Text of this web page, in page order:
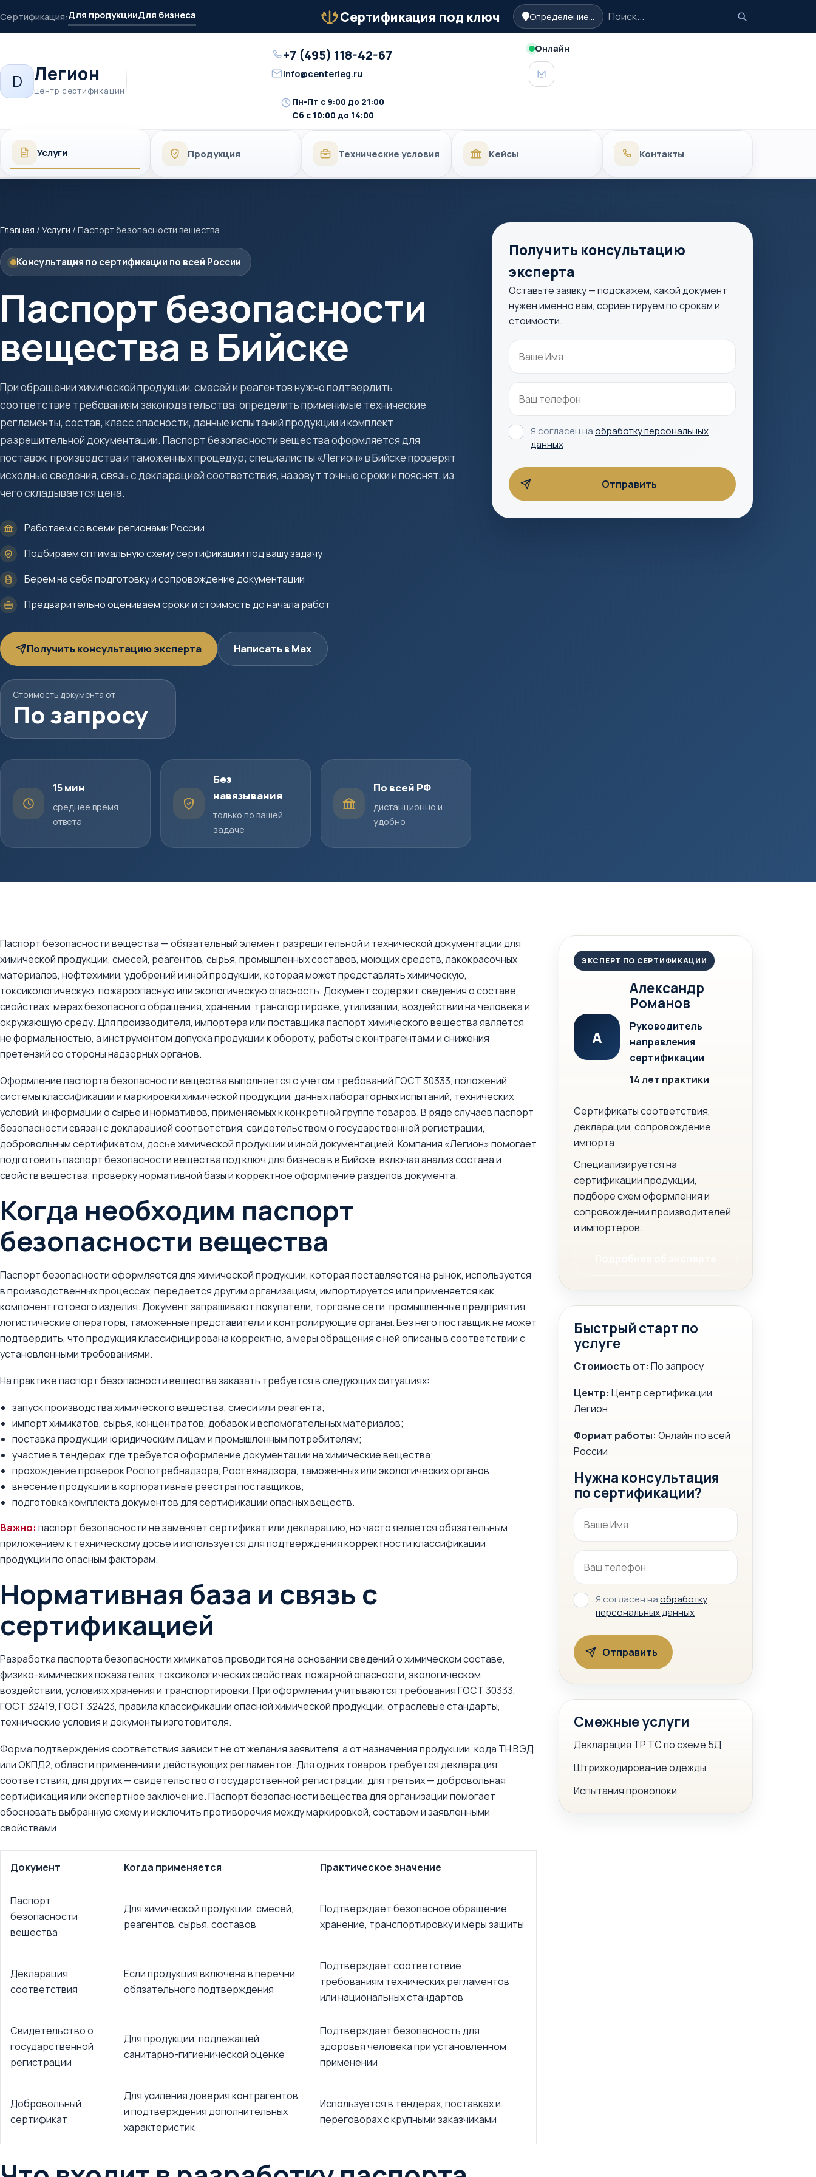
Сертификация:Для продукцииДля бизнеса
Бейдж
Сертификация под ключ Определение... Поиск
Поиск
D Легион
центр сертификации
Телефон
+7 (495) 118-42-67
Email
info@centerleg.ru
Онлайн
MAX
Время
работы
Пн-Пт с 9:00 до 21:00
Сб с 10:00 до 14:00
Услуги Продукция Технические условия Кейсы Контакты
Главная / Услуги / Паспорт безопасности вещества
Консультация по сертификации по всей России
Паспорт безопасности
вещества в Бийске
При обращении химической продукции, смесей и реагентов нужно подтвердить
соответствие требованиям законодательства: определить применимые технические
регламенты, состав, класс опасности, данные испытаний продукции и комплект
разрешительной документации. Паспорт безопасности вещества оформляется для
поставок, производства и таможенных процедур; специалисты «Легион» в Бийске проверят
исходные сведения, связь с декларацией соответствия, назовут точные сроки и пояснят, из
чего складывается цена.
Работаем со всеми регионами России
Подбираем оптимальную схему сертификации под вашу задачу
Берем на себя подготовку и сопровождение документации
Предварительно оцениваем сроки и стоимость до начала работ
Получить консультацию эксперта Написать в Max
Стоимость документа от
По запросу
15 мин
среднее время
ответа
Без
навязывания
только по вашей
задаче
По всей РФ
дистанционно и
удобно
Получить консультацию
эксперта
Оставьте заявку — подскажем, какой документ
нужен именно вам, сориентируем по срокам и
стоимости.
Я согласен наобработку персональных
данных
Паспорт безопасности вещества — обязательный элемент разрешительной и технической документации для
химической продукции, смесей, реагентов, сырья, промышленных составов, моющих средств, лакокрасочных
материалов, нефтехимии, удобрений и иной продукции, которая может представлять химическую,
токсикологическую, пожароопасную или экологическую опасность. Документ содержит сведения о составе,
свойствах, мерах безопасного обращения, хранении, транспортировке, утилизации, воздействии на человека и
окружающую среду. Для производителя, импортера или поставщика паспорт химического вещества является
не формальностью, а инструментом допуска продукции к обороту, работы с контрагентами и снижения
претензий со стороны надзорных органов.
Оформление паспорта безопасности вещества выполняется с учетом требований ГОСТ 30333, положений
системы классификации и маркировки химической продукции, данных лабораторных испытаний, технических
условий, информации о сырье и нормативов, применяемых к конкретной группе товаров. В ряде случаев паспорт
безопасности связан с декларацией соответствия, свидетельством о государственной регистрации,
добровольным сертификатом, досье химической продукции и иной документацией. Компания «Легион» помогает
подготовить паспорт безопасности вещества под ключ для бизнеса в в Бийске, включая анализ состава и
свойств вещества, проверку нормативной базы и корректное оформление разделов документа.
Когда необходим паспорт
безопасности вещества
Паспорт безопасности оформляется для химической продукции, которая поставляется на рынок, используется
в производственных процессах, передается другим организациям, импортируется или применяется как
компонент готового изделия. Документ запрашивают покупатели, торговые сети, промышленные предприятия,
логистические операторы, таможенные представители и контролирующие органы. Без него поставщик не может
подтвердить, что продукция классифицирована корректно, а меры обращения с ней описаны в соответствии с
установленными требованиями.
На практике паспорт безопасности вещества заказать требуется в следующих ситуациях:
запуск производства химического вещества, смеси или реагента;
импорт химикатов, сырья, концентратов, добавок и вспомогательных материалов;
поставка продукции юридическим лицам и промышленным потребителям;
участие в тендерах, где требуется оформление документации на химические вещества;
прохождение проверок Роспотребнадзора, Ростехнадзора, таможенных или экологических органов;
внесение продукции в корпоративные реестры поставщиков;
подготовка комплекта документов для сертификации опасных веществ.
Важно: паспорт безопасности не заменяет сертификат или декларацию, но часто является обязательным
приложением к техническому досье и используется для подтверждения корректности классификации
продукции по опасным факторам.
Нормативная база и связь с
сертификацией
Разработка паспорта безопасности химикатов проводится на основании сведений о химическом составе,
физико-химических показателях, токсикологических свойствах, пожарной опасности, экологическом
воздействии, условиях хранения и транспортировки. При оформлении учитываются требования ГОСТ 30333,
ГОСТ 32419, ГОСТ 32423, правила классификации опасной химической продукции, отраслевые стандарты,
технические условия и документы изготовителя.
Форма подтверждения соответствия зависит не от желания заявителя, а от назначения продукции, кода ТН ВЭД
или ОКПД2, области применения и действующих регламентов. Для одних товаров требуется декларация
соответствия, для других — свидетельство о государственной регистрации, для третьих — добровольная
сертификация или экспертное заключение. Паспорт безопасности вещества для организации помогает
обосновать выбранную схему и исключить противоречия между маркировкой, составом и заявленными
свойствами.
Документ Когда применяется Практическое значение
Паспорт
безопасности
вещества
Для химической продукции, смесей,
реагентов, сырья, составов
Подтверждает безопасное обращение,
хранение, транспортировку и меры защиты
Декларация
соответствия
Если продукция включена в перечни
обязательного подтверждения
Подтверждает соответствие
требованиям технических регламентов
или национальных стандартов
Свидетельство о
государственной
регистрации
Для продукции, подлежащей
санитарно-гигиенической оценке
Подтверждает безопасность для
здоровья человека при установленном
применении
Добровольный
сертификат
Для усиления доверия контрагентов
и подтверждения дополнительных
характеристик
Используется в тендерах, поставках и
переговорах с крупными заказчиками
ЭКСПЕРТ ПО СЕРТИФИКАЦИИ
А
Александр
Романов
Руководитель
направления
сертификации
14 лет практики
Сертификаты соответствия,
декларации, сопровождение
импорта
Специализируется на
сертификации продукции,
подборе схем оформления и
сопровождении производителей
и импортеров.
Быстрый старт по
услуге
Стоимость от: По запросу
Центр: Центр сертификации
Легион
Формат работы: Онлайн по всей
России
Нужна консультация
по сертификации?
Я согласен наобработку
персональных данных
Смежные услуги
Декларация ТР ТС по схеме 5Д
Штрихкодирование одежды
Испытания проволоки